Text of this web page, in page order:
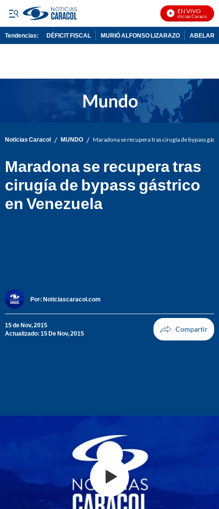
EN VIVO
Noticias Caracol En
Tendencias: DÉFICIT FISCAL MURIÓ ALFONSO LIZARAZO
Noticias Caracol / MUNDO / Maradona se recupera tras cirugía de bypass
Maradona se recupera tras
cirugía de bypass gástrico
en Venezuela
Por: Noticiascaracol.com
15 de Nov, 2015
Actualizado: 15 De Nov, 2015